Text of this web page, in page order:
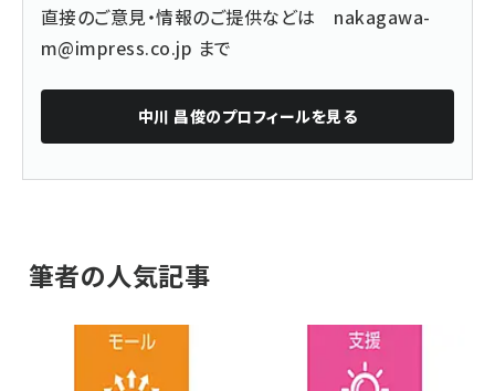
直接のご意見・情報のご提供などは nakagawa-
m@impress.co.jp まで
中川 昌俊のプロフィールを見る
筆者の人気記事